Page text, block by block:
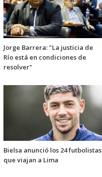
Jorge Barrera: "La justicia de
Río está en condiciones de
resolver"
Bielsa anunció los 24 futbolistas
que viajan a Lima